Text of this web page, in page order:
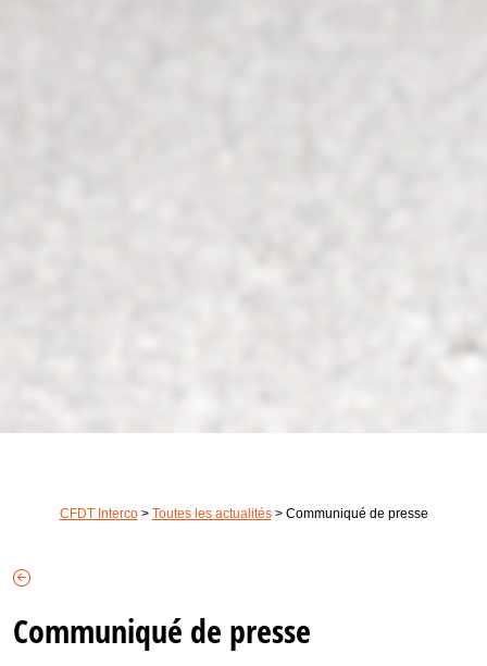
CFDT Interco> Toutes les actualités> Communiqué de presse
Communiqué de presse